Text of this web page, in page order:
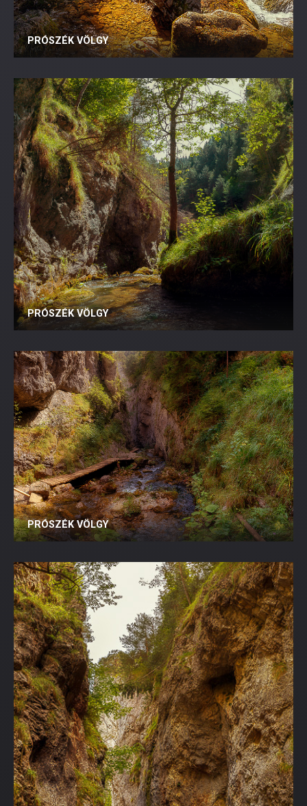
PRÓSZÉK VÖLGY
PRÓSZÉK VÖLGY
PRÓSZÉK VÖLGY